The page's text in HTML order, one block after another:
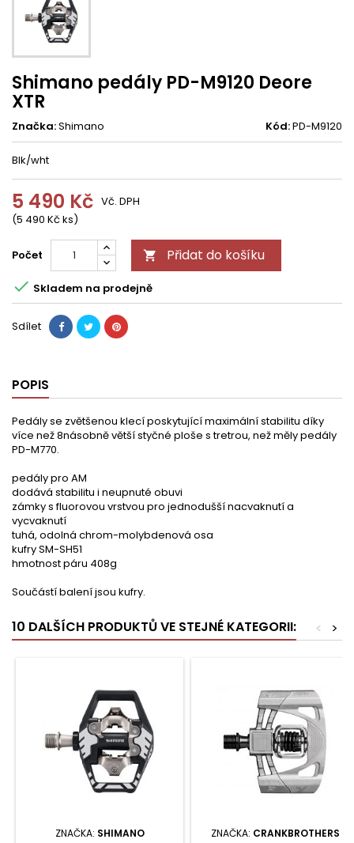
Shimano pedály PD-M9120 Deore
XTR
Značka:Shimano Kód:PD-M9120
Blk/wht
5 490 Kč
(5 490 Kč ks)
Vč. DPH
Počet  Přidat do košíku
 Skladem na prodejně
Sdílet
POPIS
Pedály se zvětšenou klecí poskytující maximální stabilitu díky
více než 8násobně větší styčné ploše s tretrou, než měly pedály
PD-M770.
pedály pro AM
dodává stabilitu i neupnuté obuvi
zámky s fluorovou vrstvou pro jednodušší nacvaknutí a
vycvaknutí
tuhá, odolná chrom-molybdenová osa
kufry SM-SH51
hmotnost páru 408g
Součástí balení jsou kufry.
10 DALŠÍCH PRODUKTŮ VE STEJNÉ KATEGORII: >
<
ZNAČKA: SHIMANO ZNAČKA: CRANKBROTHERS